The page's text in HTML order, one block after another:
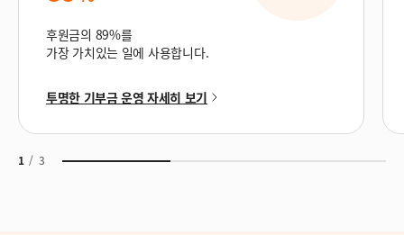
후원금의 89%를
가장 가치있는 일에 사용합니다.
투명한 기부금 운영 자세히 보기
1/ 3